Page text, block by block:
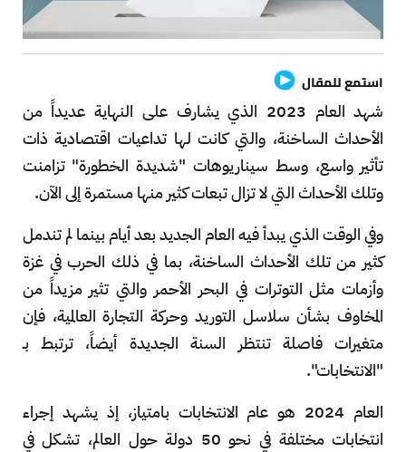
استمع للمقال
شهد العام 2023 الذي يشارف على النهاية عديداً من
الأحداث الساخنة، والتي كانت لها تداعيات اقتصادية ذات
تأثير واسع، وسط سيناريوهات "شديدة الخطورة" تزامنت
وتلك الأحداث التي لا تزال تبعات كثير منها مستمرة إلى الآن.
وفي الوقت الذي يبدأ فيه العام الجديد بعد أيام بينما لم تندمل
كثير من تلك الأحداث الساخنة، بما في ذلك الحرب في غزة
وأزمات مثل التوترات في البحر الأحمر والتي تثير مزيداً من
المخاوف بشأن سلاسل التوريد وحركة التجارة العالمية، فإن
متغيرات فاصلة تنتظر السنة الجديدة أيضاً، ترتبط بـ
"الانتخابات".
العام 2024 هو عام الانتخابات بامتياز، إذ يشهد إجراء
انتخابات مختلفة في نحو 50 دولة حول العالم، تشكل في